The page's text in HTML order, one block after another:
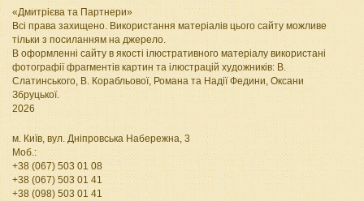
«Дмитрієва та Партнери»
Всі права захищено. Використання матеріалів цього сайту можливе
тільки з посиланням на джерело.
В оформленні сайту в якості ілюстративного матеріалу використані
фотографії фрагментів картин та ілюстрацій художників: В.
Слатинського, В. Корабльової, Романа та Надії Федини, Оксани
Збруцької.
2026
м. Київ, вул. Дніпровська Набережна, 3
Моб.:
+38 (067) 503 01 08
+38 (067) 503 01 41
+38 (098) 503 01 41